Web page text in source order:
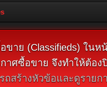
าย (Classifieds) ในห
าศซื้อขาย จึงทำให้ต้อง
สร้างหัวข้อและดูราย